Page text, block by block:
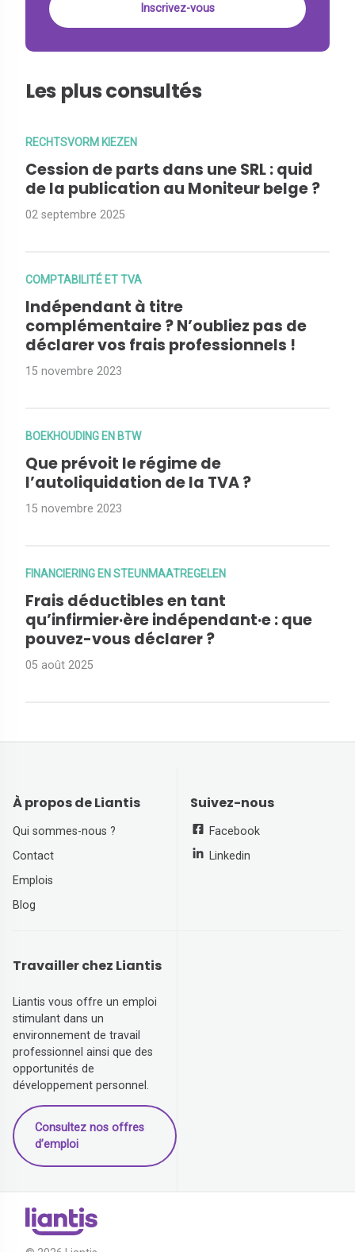
Les plus consultés
RECHTSVORM KIEZEN
Cession de parts dans une SRL : quid
de la publication au Moniteur belge ?
02 septembre 2025
COMPTABILITÉ ET TVA
Indépendant à titre
complémentaire ? N’oubliez pas de
déclarer vos frais professionnels !
15 novembre 2023
BOEKHOUDING EN BTW
Que prévoit le régime de
l’autoliquidation de la TVA ?
15 novembre 2023
FINANCIERING EN STEUNMAATREGELEN
Frais déductibles en tant
qu’infirmier·ère indépendant·e : que
pouvez-vous déclarer ?
05 août 2025
À propos de Liantis
Qui sommes-nous ?
Contact
Emplois
Blog
Suivez-nous
Facebook
Linkedin
Travailler chez Liantis
Liantis vous offre un emploi
stimulant dans un
environnement de travail
professionnel ainsi que des
opportunités de
développement personnel.
Consultez nos offres
d’emploi